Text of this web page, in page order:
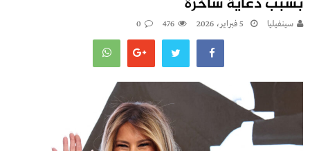
سينفيليا 5 فبراير، 2026 476
0